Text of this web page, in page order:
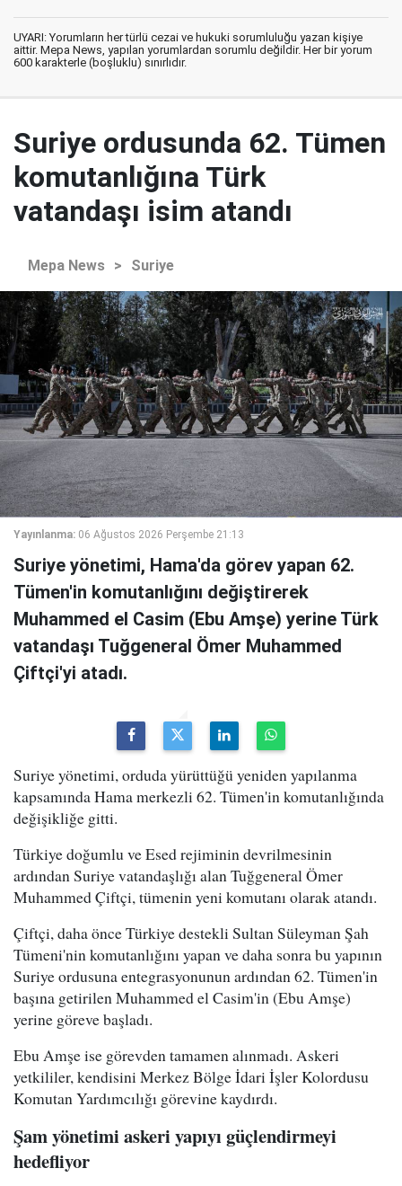
UYARI: Yorumların her türlü cezai ve hukuki sorumluluğu yazan kişiye
aittir. Mepa News, yapılan yorumlardan sorumlu değildir. Her bir yorum
600 karakterle (boşluklu) sınırlıdır.
Suriye ordusunda 62. Tümen
komutanlığına Türk
vatandaşı isim atandı
Mepa News > Suriye
Yayınlanma: 06 Ağustos 2026 Perşembe 21:13
Suriye yönetimi, Hama'da görev yapan 62.
Tümen'in komutanlığını değiştirerek
Muhammed el Casim (Ebu Amşe) yerine Türk
vatandaşı Tuğgeneral Ömer Muhammed
Çiftçi'yi atadı.
Suriye yönetimi, orduda yürüttüğü yeniden yapılanma
kapsamında Hama merkezli 62. Tümen'in komutanlığında
değişikliğe gitti.
Türkiye doğumlu ve Esed rejiminin devrilmesinin
ardından Suriye vatandaşlığı alan Tuğgeneral Ömer
Muhammed Çiftçi, tümenin yeni komutanı olarak atandı.
Çiftçi, daha önce Türkiye destekli Sultan Süleyman Şah
Tümeni'nin komutanlığını yapan ve daha sonra bu yapının
Suriye ordusuna entegrasyonunun ardından 62. Tümen'in
başına getirilen Muhammed el Casim'in (Ebu Amşe)
yerine göreve başladı.
Ebu Amşe ise görevden tamamen alınmadı. Askeri
yetkililer, kendisini Merkez Bölge İdari İşler Kolordusu
Komutan Yardımcılığı görevine kaydırdı.
Şam yönetimi askeri yapıyı güçlendirmeyi
hedefliyor